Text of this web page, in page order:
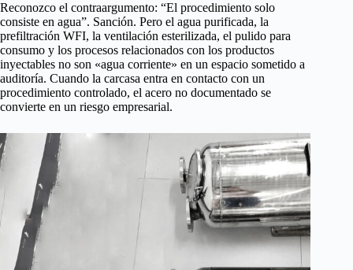
Reconozco el contraargumento: “El procedimiento solo
consiste en agua”. Sanción. Pero el agua purificada, la
prefiltración WFI, la ventilación esterilizada, el pulido para
consumo y los procesos relacionados con los productos
inyectables no son «agua corriente» en un espacio sometido a
auditoría. Cuando la carcasa entra en contacto con un
procedimiento controlado, el acero no documentado se
convierte en un riesgo empresarial.